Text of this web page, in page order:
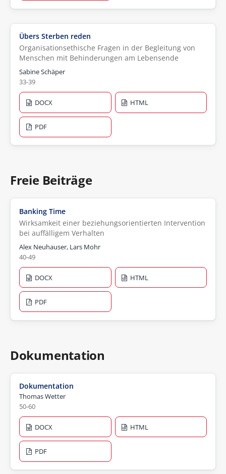
Übers Sterben reden
Organisationsethische Fragen in der Begleitung von
Menschen mit Behinderungen am Lebensende
Sabine Schäper
33-39
DOCX HTML
PDF
Freie Beiträge
Banking Time
Wirksamkeit einer beziehungsorientierten Intervention
bei auffälligem Verhalten
Alex Neuhauser, Lars Mohr
40-49
DOCX HTML
PDF
Dokumentation
Dokumentation
Thomas Wetter
50-60
DOCX HTML
PDF